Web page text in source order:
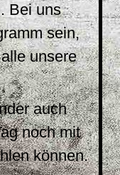
Bei uns
sein,
unsere
auch
noch mit
können.